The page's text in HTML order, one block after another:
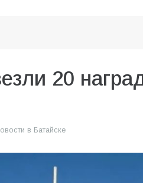
20
в Батайске